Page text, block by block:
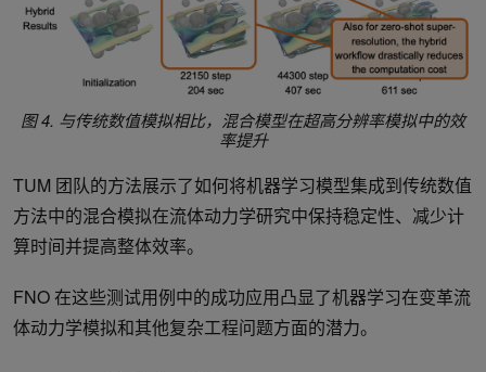
图 4. 与传统数值模拟相比，混合模型在超高分辨率模拟中的效
率提升
TUM 团队的方法展示了如何将机器学习模型集成到传统数值
方法中的混合模拟在流体动力学研究中保持稳定性、减少计
算时间并提高整体效率。
FNO 在这些测试用例中的成功应用凸显了机器学习在变革流
体动力学模拟和其他复杂工程问题方面的潜力。